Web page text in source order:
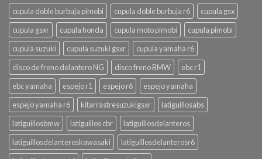
cupula doble burbuja pimobi
cupula doble burbuja r6
cupula gsx
cupula gsxr
cupula honda cupula moto pimobi
cupula pimobi
cupula suzuki
cupula suzuki gsxr
cupula yamaha r6
disco de freno delantero NG
disco freno BMW
ebc r1
ebc yamaha
espejo r1 espejo r6
espejo yamaha
espejo yamaha r6
kitarrastresuzukigsxr
latiguillosabs
latiguillosbmw
latiguillos cbr
latiguillosdelanteros
latiguillosdelanteroskawasaki
latiguillosdelanterosr6